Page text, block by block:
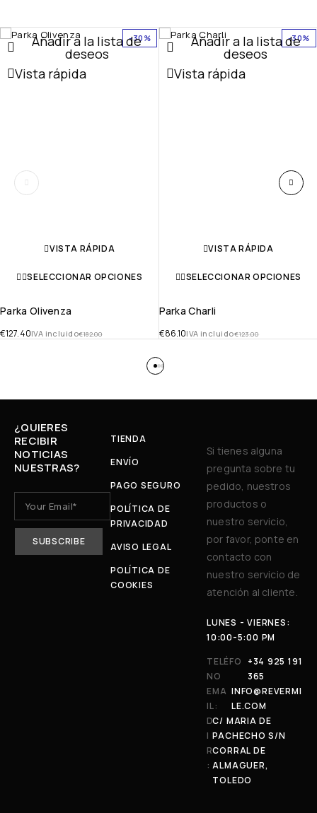
-30%
Añadir a la lista de
deseos
Vista rápida
VISTA RÁPIDA
SELECCIONAR OPCIONES
Parka Olivenza
€182.00
€127.40IVA incluido
-30%
Añadir a la lista de
deseos
Vista rápida
VISTA RÁPIDA
SELECCIONAR OPCIONES
Parka Charli
€123.00
€86.10IVA incluido
¿QUIERES
RECIBIR
NOTICIAS
NUESTRAS?
TIENDA
ENVÍO
PAGO SEGURO
POLÍTICA DE
PRIVACIDAD
AVISO LEGAL
POLÍTICA DE
COOKIES
Si tienes alguna
pregunta sobre tu
pedido, nuestros
productos o
nuestro servicio,
por favor, ponte en
contacto con
nuestro servicio de
atención al cliente.
LUNES - VIERNES:
10:00-5:00 PM
TELÉFO
NO
+34 925 191
365
EMA
IL:
INFO@REVERMI
LE.COM
D
I
R
:
C/ MARIA DE
PACHECHO S/N
CORRAL DE
ALMAGUER,
TOLEDO